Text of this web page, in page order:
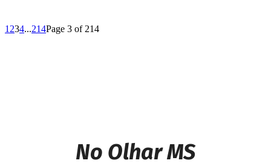
1 234...214Page 3 of 214
No Olhar MS